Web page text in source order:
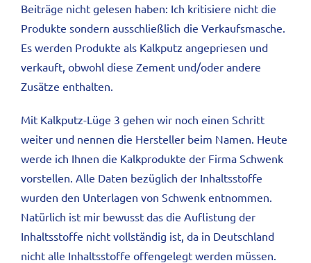
Beiträge nicht gelesen haben: Ich kritisiere nicht die
Produkte sondern ausschließlich die Verkaufsmasche.
Es werden Produkte als Kalkputz angepriesen und
verkauft, obwohl diese Zement und/oder andere
Zusätze enthalten.
Mit Kalkputz-Lüge 3 gehen wir noch einen Schritt
weiter und nennen die Hersteller beim Namen. Heute
werde ich Ihnen die Kalkprodukte der Firma Schwenk
vorstellen. Alle Daten bezüglich der Inhaltsstoffe
wurden den Unterlagen von Schwenk entnommen.
Natürlich ist mir bewusst das die Auflistung der
Inhaltsstoffe nicht vollständig ist, da in Deutschland
nicht alle Inhaltsstoffe offengelegt werden müssen.